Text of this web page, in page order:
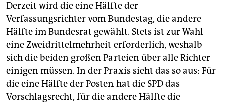
Derzeit wird die eine Hälfte der
Verfassungsrichter vom Bundestag, die andere
Hälfte im Bundesrat gewählt. Stets ist zur Wahl
eine Zweidrittelmehrheit erforderlich, weshalb
sich die beiden großen Parteien über alle Richter
einigen müssen. In der Praxis sieht das so aus: Für
die eine Hälfte der Posten hat die SPD das
Vorschlagsrecht, für die andere Hälfte die